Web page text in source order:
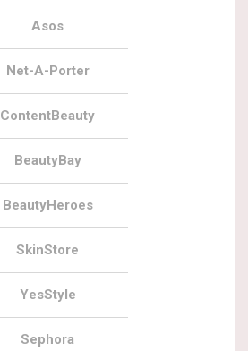
Asos
Net-A-Porter
ContentBeauty
BeautyBay
BeautyHeroes
SkinStore
YesStyle
Sephora